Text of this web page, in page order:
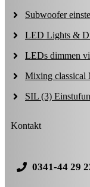
Subwoofer
LED Lights &
LEDs dimmen
Mixing classical
SIL (3)
Kontakt
0341-44 29